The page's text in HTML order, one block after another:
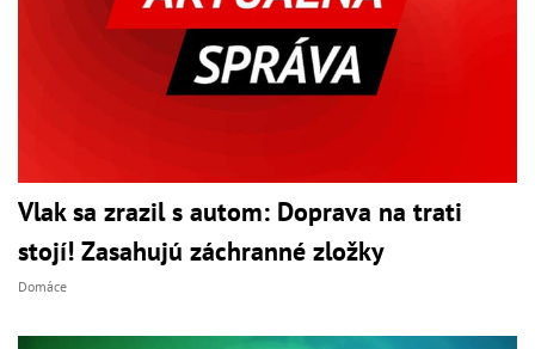
Vlak sa zrazil s autom: Doprava na trati
stojí! Zasahujú záchranné zložky
Domáce